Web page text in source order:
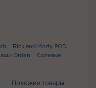
Rick and Morty POD
Orden
Солевые
Похожие товары